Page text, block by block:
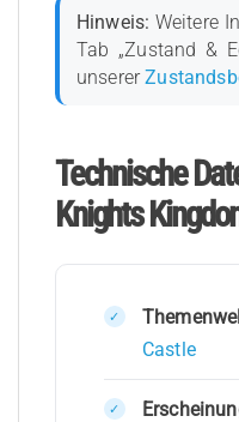
Hinweis: Weitere
Tab „Zustand &
unserer
Technische
Knights
Castle